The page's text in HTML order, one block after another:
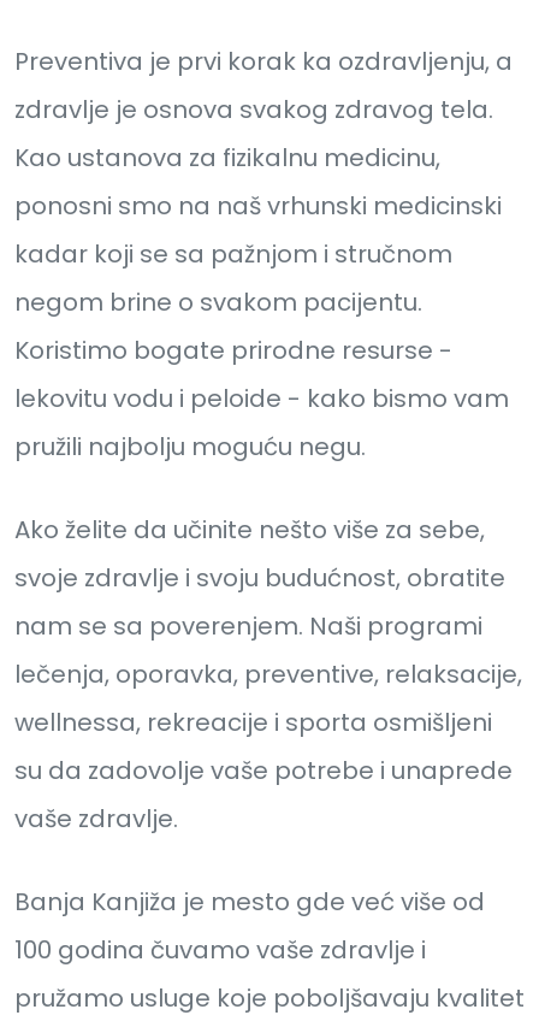
Preventiva je prvi korak ka ozdravljenju, a
zdravlje je osnova svakog zdravog tela.
Kao ustanova za fizikalnu medicinu,
ponosni smo na naš vrhunski medicinski
kadar koji se sa pažnjom i stručnom
negom brine o svakom pacijentu.
Koristimo bogate prirodne resurse -
lekovitu vodu i peloide - kako bismo vam
pružili najbolju moguću negu.
Ako želite da učinite nešto više za sebe,
svoje zdravlje i svoju budućnost, obratite
nam se sa poverenjem. Naši programi
lečenja, oporavka, preventive, relaksacije,
wellnessa, rekreacije i sporta osmišljeni
su da zadovolje vaše potrebe i unaprede
vaše zdravlje.
Banja Kanjiža je mesto gde već više od
100 godina čuvamo vaše zdravlje i
pružamo usluge koje poboljšavaju kvalitet